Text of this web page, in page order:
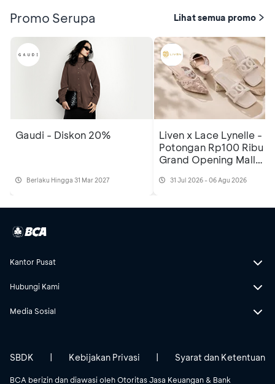
Promo Serupa Lihat semua promo
Gaudi - Diskon 20%
Berlaku Hingga 31 Mar 2027
Liven x Lace Lynelle -
Potongan Rp100 Ribu
Grand Opening Mall
31 Jul 2026 - 06 Agu 2026
Kantor Pusat
Hubungi Kami
Media Sosial
BCA berizin dan diawasi oleh Otoritas Jasa Keuangan & Bank
SBDK | Kebijakan Privasi | Syarat dan Ketentuan